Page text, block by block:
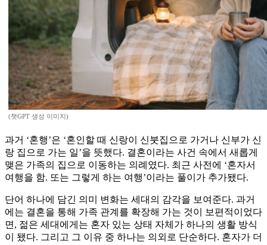
(챗GPT 생성 이미지)
과거 ‘혼행’은 ‘혼인할 때 신랑이 신붓집으로 가거나 신부가 신
랑 집으로 가는 일’을 뜻했다. 결혼이라는 사건 속에서 새롭게
맺은 가족의 집으로 이동하는 의례였다. 최근 사전에 ‘혼자서
여행을 함. 또는 그렇게 하는 여행’이라는 풀이가 추가됐다.
단어 하나에 담긴 의미 변화는 세대의 감각을 보여준다. 과거
에는 결혼을 통해 가족 관계를 확장해 가는 것이 보편적이었다
면, 젊은 세대에게는 혼자 있는 상태 자체가 하나의 생활 방식
이 됐다. 그리고 그 이유 중 하나는 의외로 단순하다. 혼자가 더